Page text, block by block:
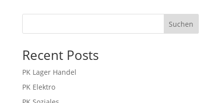
Suchen
Recent Posts
PK Lager Handel
PK Elektro